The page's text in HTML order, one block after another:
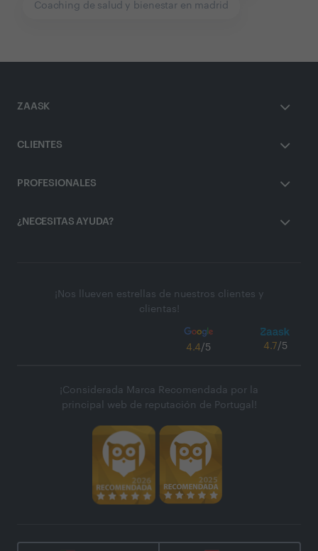
Coaching de salud y bienestar en madrid
ZAASK
CLIENTES
PROFESIONALES
¿NECESITAS AYUDA?
¡Nos llueven estrellas de nuestros clientes y
clientas!
4.4/5 4.7/5
¡Considerada Marca Recomendada por la
principal web de reputación de Portugal!